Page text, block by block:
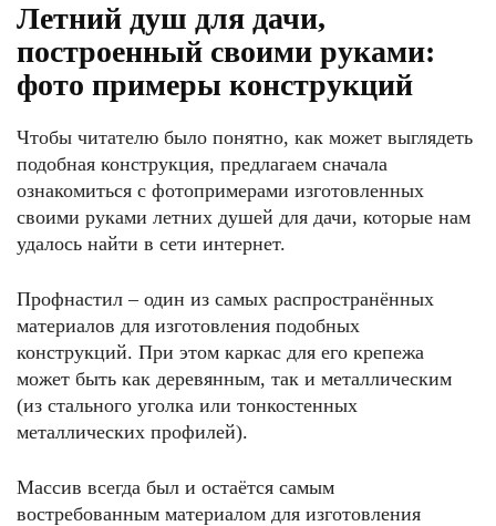
Летний душ для дачи,
построенный своими руками:
фото примеры конструкций
Чтобы читателю было понятно, как может выглядеть
подобная конструкция, предлагаем сначала
ознакомиться с фотопримерами изготовленных
своими руками летних душей для дачи, которые нам
удалось найти в сети интернет.
Профнастил – один из самых распространённых
материалов для изготовления подобных
конструкций. При этом каркас для его крепежа
может быть как деревянным, так и металлическим
(из стального уголка или тонкостенных
металлических профилей).
Массив всегда был и остаётся самым
востребованным материалом для изготовления